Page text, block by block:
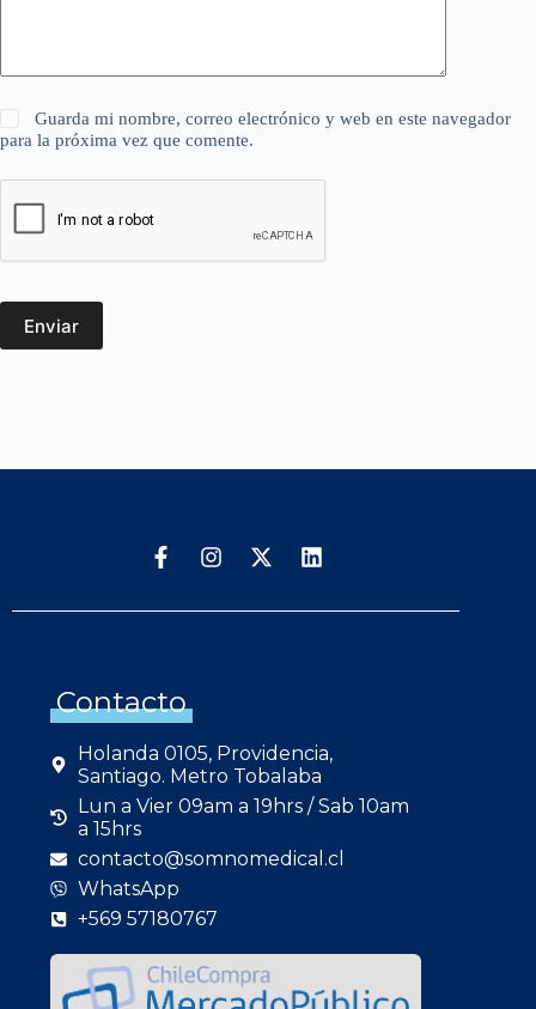
Guarda mi nombre, correo electrónico y web en este navegador
para la próxima vez que comente.
Enviar
Contacto
Holanda 0105, Providencia,
Santiago. Metro Tobalaba
Lun a Vier 09am a 19hrs / Sab 10am
a 15hrs
contacto@somnomedical.cl
WhatsApp
+569 57180767